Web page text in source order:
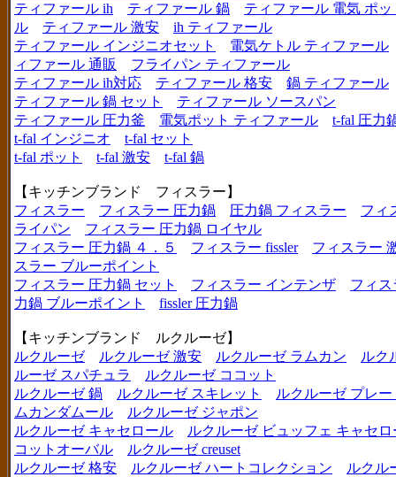
ティファール ih
ティファール 鍋
ティファール 電気 ポッ
ル
ティファール 激安
ih ティファール
ティファール インジニオセット
電気ケトル ティファール
ィファール 通販
フライパン ティファール
ティファール ih対応
ティファール 格安
鍋 ティファール
ティファール 鍋 セット
ティファール ソースパン
ティファール 圧力釜
電気ポット ティファール
t-fal 圧力
t-fal インジニオ
t-fal セット
t-fal ポット
t-fal 激安 t-fal 鍋
【キッチンブランド フィスラー】
フィスラー
フィスラー 圧力鍋 圧力鍋 フィスラー
フィ
ライパン
フィスラー 圧力鍋 ロイヤル
フィスラー 圧力鍋 ４．５
フィスラー fissler
フィスラー
スラー ブルーポイント
フィスラー 圧力鍋 セット
フィスラー インテンザ
フィ
力鍋 ブルーポイント
fissler 圧力鍋
【キッチンブランド ルクルーゼ】
ルクルーゼ
ルクルーゼ 激安 ルクルーゼ ラムカン
ルク
ルーゼ スパチュラ
ルクルーゼ ココット
ルクルーゼ 鍋
ルクルーゼ スキレット
ルクルーゼ プレ
ムカンダムール
ルクルーゼ ジャポン
ルクルーゼ キャセロール
ルクルーゼ ビュッフェ キャセロ
コットオーバル
ルクルーゼ creuset
ルクルーゼ 格安
ルクルーゼ ハートコレクション ルクル